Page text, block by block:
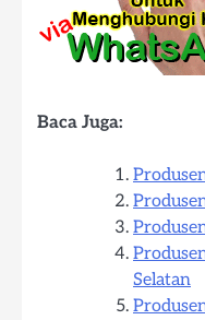
Baca Juga:
Selatan